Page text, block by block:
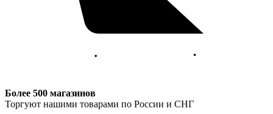
Более 500 магазинов
Торгуют нашими товарами по России и СНГ